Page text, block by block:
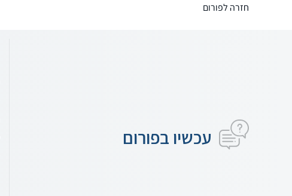
חזרה לפורום
עכשיו בפורום